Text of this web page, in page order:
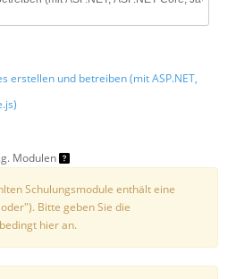
erstellen und betreiben (mit ASP.NET,
Modulen
Schulungsmodule enthält eine
Bitte geben Sie die
hier an.